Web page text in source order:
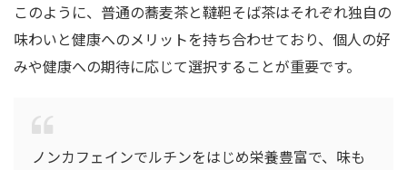
このように、普通の蕎麦茶と韃靼そば茶はそれぞれ独自の
味わいと健康へのメリットを持ち合わせており、個人の好
みや健康への期待に応じて選択することが重要です。
ノンカフェインでルチンをはじめ栄養豊富で、味も